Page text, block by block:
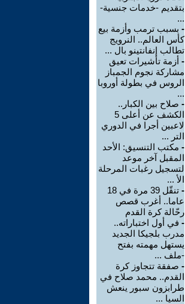
بتقديم -خدمات جنسية-
...
- بسبب ترمب وأزمة بيع
كأس العالم.. النرويج
تطالب إنفانتينو بال ...
- أزمة تأشيرات تعيق
مشاركة نجوم الجمباز
الروس في بطولة أوروبا
...
- صلاح بين الكبار..
الكشف عن أعلى 5
لاعبين أجرا في الدوري
التر ...
- مكتب التنسيق: الأحد
المقبل آخر موعد
لتسجيل رغبات المرحلة
الأ ...
-
تنقّل 39 مرة في 18
عاما.. أغرب قصص
رحّالة كرة القدم
- في أول اختباراته..
مدرب بلجيكا الجديد
يستهل مهمته بفتح
-ملف ...
- صفقة تتجاوز كرة
القدم.. محمد صلاح في
طرابزون سبور ينعش
السيا ...